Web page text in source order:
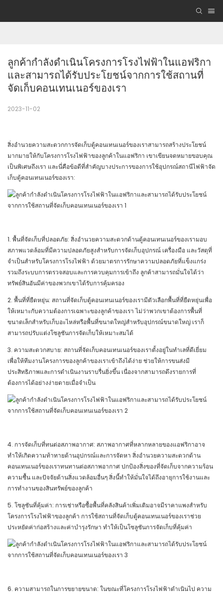
ลูกค้ากำลังดำเนินโครงการโรงไฟฟ้าในแอฟริกา
และสามารถได้รับประโยชน์จากการใช้สถานที่
จัดเก็บคอนเทนเนอร์ของเรา
2023-11-02
สิ่งอำนวยความสะดวกการจัดเก็บตู้คอนเทนเนอร์ของเราสามารถสร้างประโยชน์
มากมายให้กับโครงการโรงไฟฟ้าของลูกค้าในแอฟริกา เขาเขียนจดหมายขอบคุณ
เป็นพิเศษถึงเรา และนี่คือข้อดีที่สำคัญบางประการของการใช้อุปกรณ์สถานีไฟฟ้าจัด
เก็บตู้คอนเทนเนอร์ของเรา:
1. พื้นที่จัดเก็บที่ปลอดภัย: สิ่งอำนวยความสะดวกด้านตู้คอนเทนเนอร์ของเรามอบ
สภาพแวดล้อมที่มีความปลอดภัยสูงสำหรับการจัดเก็บอุปกรณ์ เครื่องมือ และวัสดุที่
จำเป็นสำหรับโครงการโรงไฟฟ้า ด้วยมาตรการรักษาความปลอดภัยที่แข็งแกร่ง
รวมถึงระบบการตรวจสอบและการควบคุมการเข้าถึง ลูกค้าสามารถมั่นใจได้ว่า
ทรัพย์สินอันมีค่าของพวกเขาได้รับการคุ้มครอง
2. พื้นที่ที่ยืดหยุ่น: สถานที่จัดเก็บตู้คอนเทนเนอร์ของเรามีตัวเลือกพื้นที่ที่ยืดหยุ่นเพื่อ
ให้เหมาะกับความต้องการเฉพาะของลูกค้าของเรา ไม่ว่าพวกเขาต้องการพื้นที่
ขนาดเล็กสำหรับเก็บอะไหล่หรือพื้นที่ขนาดใหญ่สำหรับอุปกรณ์ขนาดใหญ่ เราก็
สามารถปรับแต่งโซลูชันการจัดเก็บให้เหมาะสมได้
3. ความสะดวกสบาย: สถานที่จัดเก็บคอนเทนเนอร์ของเราตั้งอยู่ในทำเลที่ดีเยี่ยม
เพื่อให้ทีมงานโครงการของลูกค้าของเราเข้าถึงได้ง่าย ช่วยให้การขนส่งมี
ประสิทธิภาพและการดำเนินงานราบรื่นยิ่งขึ้น เนื่องจากสามารถดึงรายการที่
ต้องการได้อย่างง่ายดายเมื่อจำเป็น
4. การจัดเก็บที่ทนต่อสภาพอากาศ: สภาพอากาศที่หลากหลายของแอฟริกาอาจ
ทำให้เกิดความท้าทายด้านอุปกรณ์และการจัดหา สิ่งอำนวยความสะดวกด้าน
คอนเทนเนอร์ของเราทนทานต่อสภาพอากาศ ปกป้องสิ่งของที่จัดเก็บจากความร้อน
ความชื้น และปัจจัยด้านสิ่งแวดล้อมอื่นๆ สิ่งนี้ทำให้มั่นใจได้ถึงอายุการใช้งานและ
การทำงานของสินทรัพย์ของลูกค้า
5. โซลูชันที่คุ้มค่า: การเช่าหรือซื้อพื้นที่คลังสินค้าเพิ่มเติมอาจมีราคาแพงสำหรับ
โครงการโรงไฟฟ้าของลูกค้า การใช้สถานที่จัดเก็บตู้คอนเทนเนอร์ของเราช่วย
ประหยัดค่าก่อสร้างและค่าบำรุงรักษา ทำให้เป็นโซลูชันการจัดเก็บที่คุ้มค่า
6. ความสามารถในการขยายขนาด: ในขณะที่โครงการโรงไฟฟ้าดำเนินไป ความ